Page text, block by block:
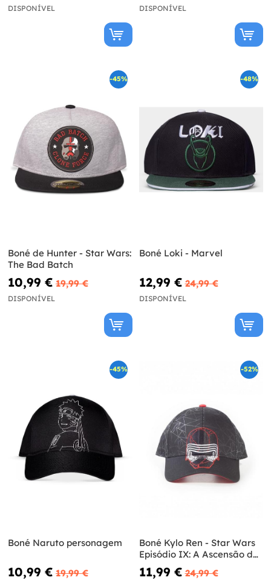
DISPONÍVEL DISPONÍVEL
-45%
Boné de Hunter - Star Wars:
The Bad Batch
10,99 € 19,99 €
DISPONÍVEL
-48%
Boné Loki - Marvel
12,99 € 24,99 €
DISPONÍVEL
-45%
Boné Naruto personagem
10,99 € 19,99 €
-52%
Boné Kylo Ren - Star Wars
Episódio IX: A Ascensão de
Skywalker
11,99 € 24,99 €